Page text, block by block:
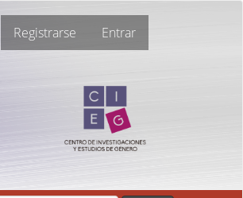
Registrarse Entrar